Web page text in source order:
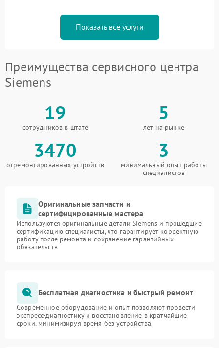
Показать все услуги
Преимущества сервисного центра
Siemens
19
сотрудников в штате
5
лет на рынке
3470
отремонтированных устройств
3
минимальный опыт работы
специалистов
Оригинальные запчасти и
сертифицированные мастера
Используются оригинальные детали Siemens и прошедшие
сертификацию специалисты, что гарантирует корректную
работу после ремонта и сохранение гарантийных
обязательств
Бесплатная диагностика и быстрый ремонт
Современное оборудование и опыт позволяют провести
экспресс-диагностику и восстановление в кратчайшие
сроки, минимизируя время без устройства